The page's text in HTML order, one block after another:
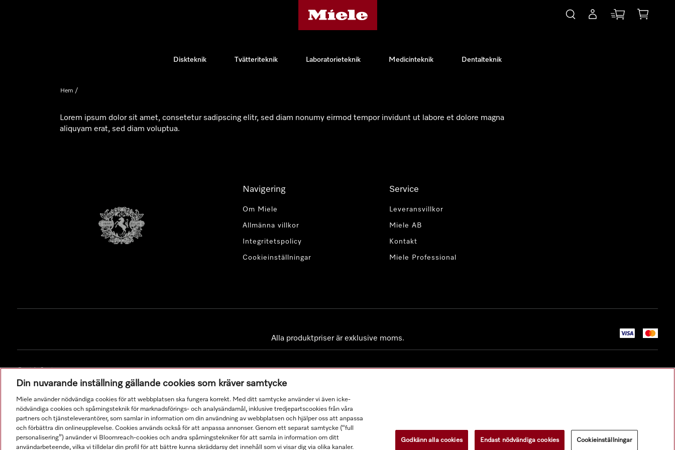
Diskteknik Tvätteriteknik Laboratorieteknik Medicinteknik Dentalteknik
Hem
Lorem ipsum dolor sit amet, consetetur sadipscing elitr, sed diam nonumy eirmod tempor invidunt ut labore et dolore magna
aliquyam erat, sed diam voluptua.
Navigering
Om Miele
Allmänna villkor
Integritetspolicy
Cookieinställningar
Service
Leveransvillkor
Miele AB
Kontakt
Miele Professional
Alla produktpriser är exklusive moms.
© Miele & Cie. KG.
Din nuvarande inställning gällande cookies som kräver samtycke
Miele använder nödvändiga cookies för att webbplatsen ska fungera korrekt. Med ditt samtycke använder vi även icke-
nödvändiga cookies och spårningsteknik för marknadsförings- och analysändamål, inklusive tredjepartscookies från våra
partners och tjänsteleverantörer, som samlar in information om din användning av webbplatsen och hjälper oss att anpassa
och förbättra din onlineupplevelse. Cookies används också för att anpassa annonser. Genom ett separat samtycke (“full
personalisering”) använder vi Bloomreach-cookies och andra spårningstekniker för att samla in information om ditt
användarbeteende, vilka vi tilldelar din profil för att bättre kunna skräddarsy det innehåll som vi visar dig via olika kanaler.
Godkänn alla cookies Endast nödvändiga cookies Cookieinställningar